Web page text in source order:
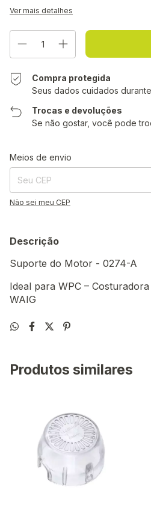
Ver mais detalhes
Compra protegida
Seus dados cuidados
Trocas e devoluções
Se não gostar, você pode
Entregas para o CEP:
Meios de envio
Não sei meu CEP
Descrição
Suporte do Motor - 0274-A
Ideal para WPC –
WAIG
Produtos similares